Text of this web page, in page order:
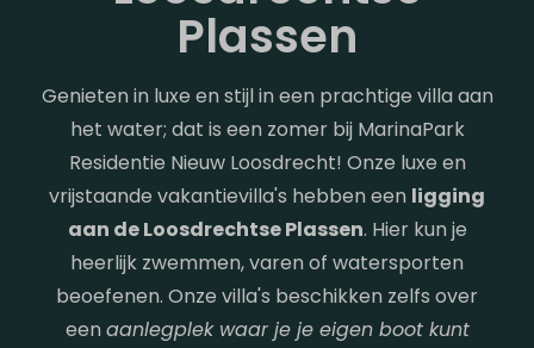
Plassen
Genieten in luxe en stijl in een prachtige villa aan
het water; dat is een zomer bij MarinaPark
Residentie Nieuw Loosdrecht! Onze luxe en
vrijstaande vakantievilla's hebben een ligging
aan de Loosdrechtse Plassen. Hier kun je
heerlijk zwemmen, varen of watersporten
beoefenen. Onze villa's beschikken zelfs over
eenaanlegplek waar je je eigen boot kunt